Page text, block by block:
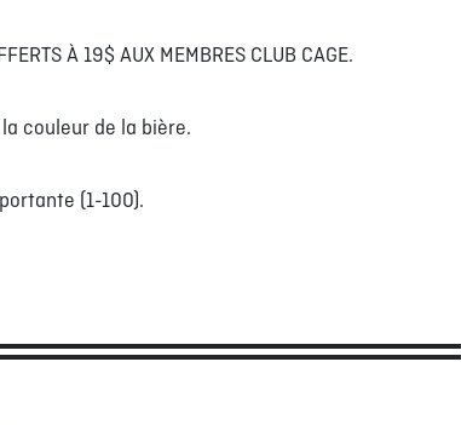
À 19$ AUX MEMBRES CLUB CAGE.
couleur de la bière.
(1-100).